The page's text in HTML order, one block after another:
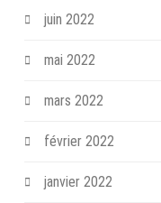
juin 2022
mai 2022
mars 2022
février 2022
janvier 2022